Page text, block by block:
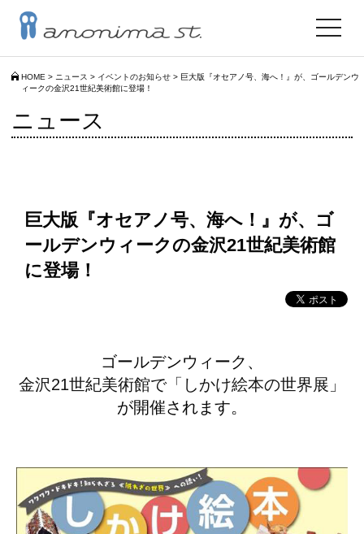
HOME > ニュース > イベントのお知らせ > 巨大版『オセアノ号、海へ！』が、ゴールデンウ
ィークの金沢21世紀美術館に登場！
toggle
ニュース
巨大版『オセアノ号、海へ！』が、ゴ
ールデンウィークの金沢21世紀美術館
に登場！
ゴールデンウィーク、
金沢21世紀美術館で「しかけ絵本の世界展」
が開催されます。